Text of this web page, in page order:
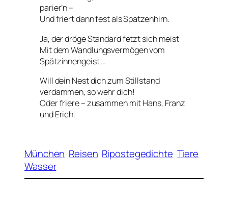
parier’n –
Und friert dann fest als Spatzenhirn.
Ja, der dröge Standard fetzt sich meist
Mit dem Wandlungsvermögen vom
Spätzinnengeist …
Will dein Nest dich zum Stillstand
verdammen, so wehr dich!
Oder friere – zusammen mit Hans, Franz
und Erich.
München Reisen Ripostegedichte Tiere
Wasser